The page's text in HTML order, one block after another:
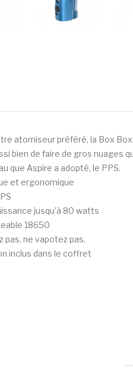
atomiseur préféré, la Box
bien de faire de gros nuages
que Aspire a adopté, le PPS.
et ergonomique
jusqu’à 80 watts
18650
pas, ne vapotez pas.
inclus dans le coffret